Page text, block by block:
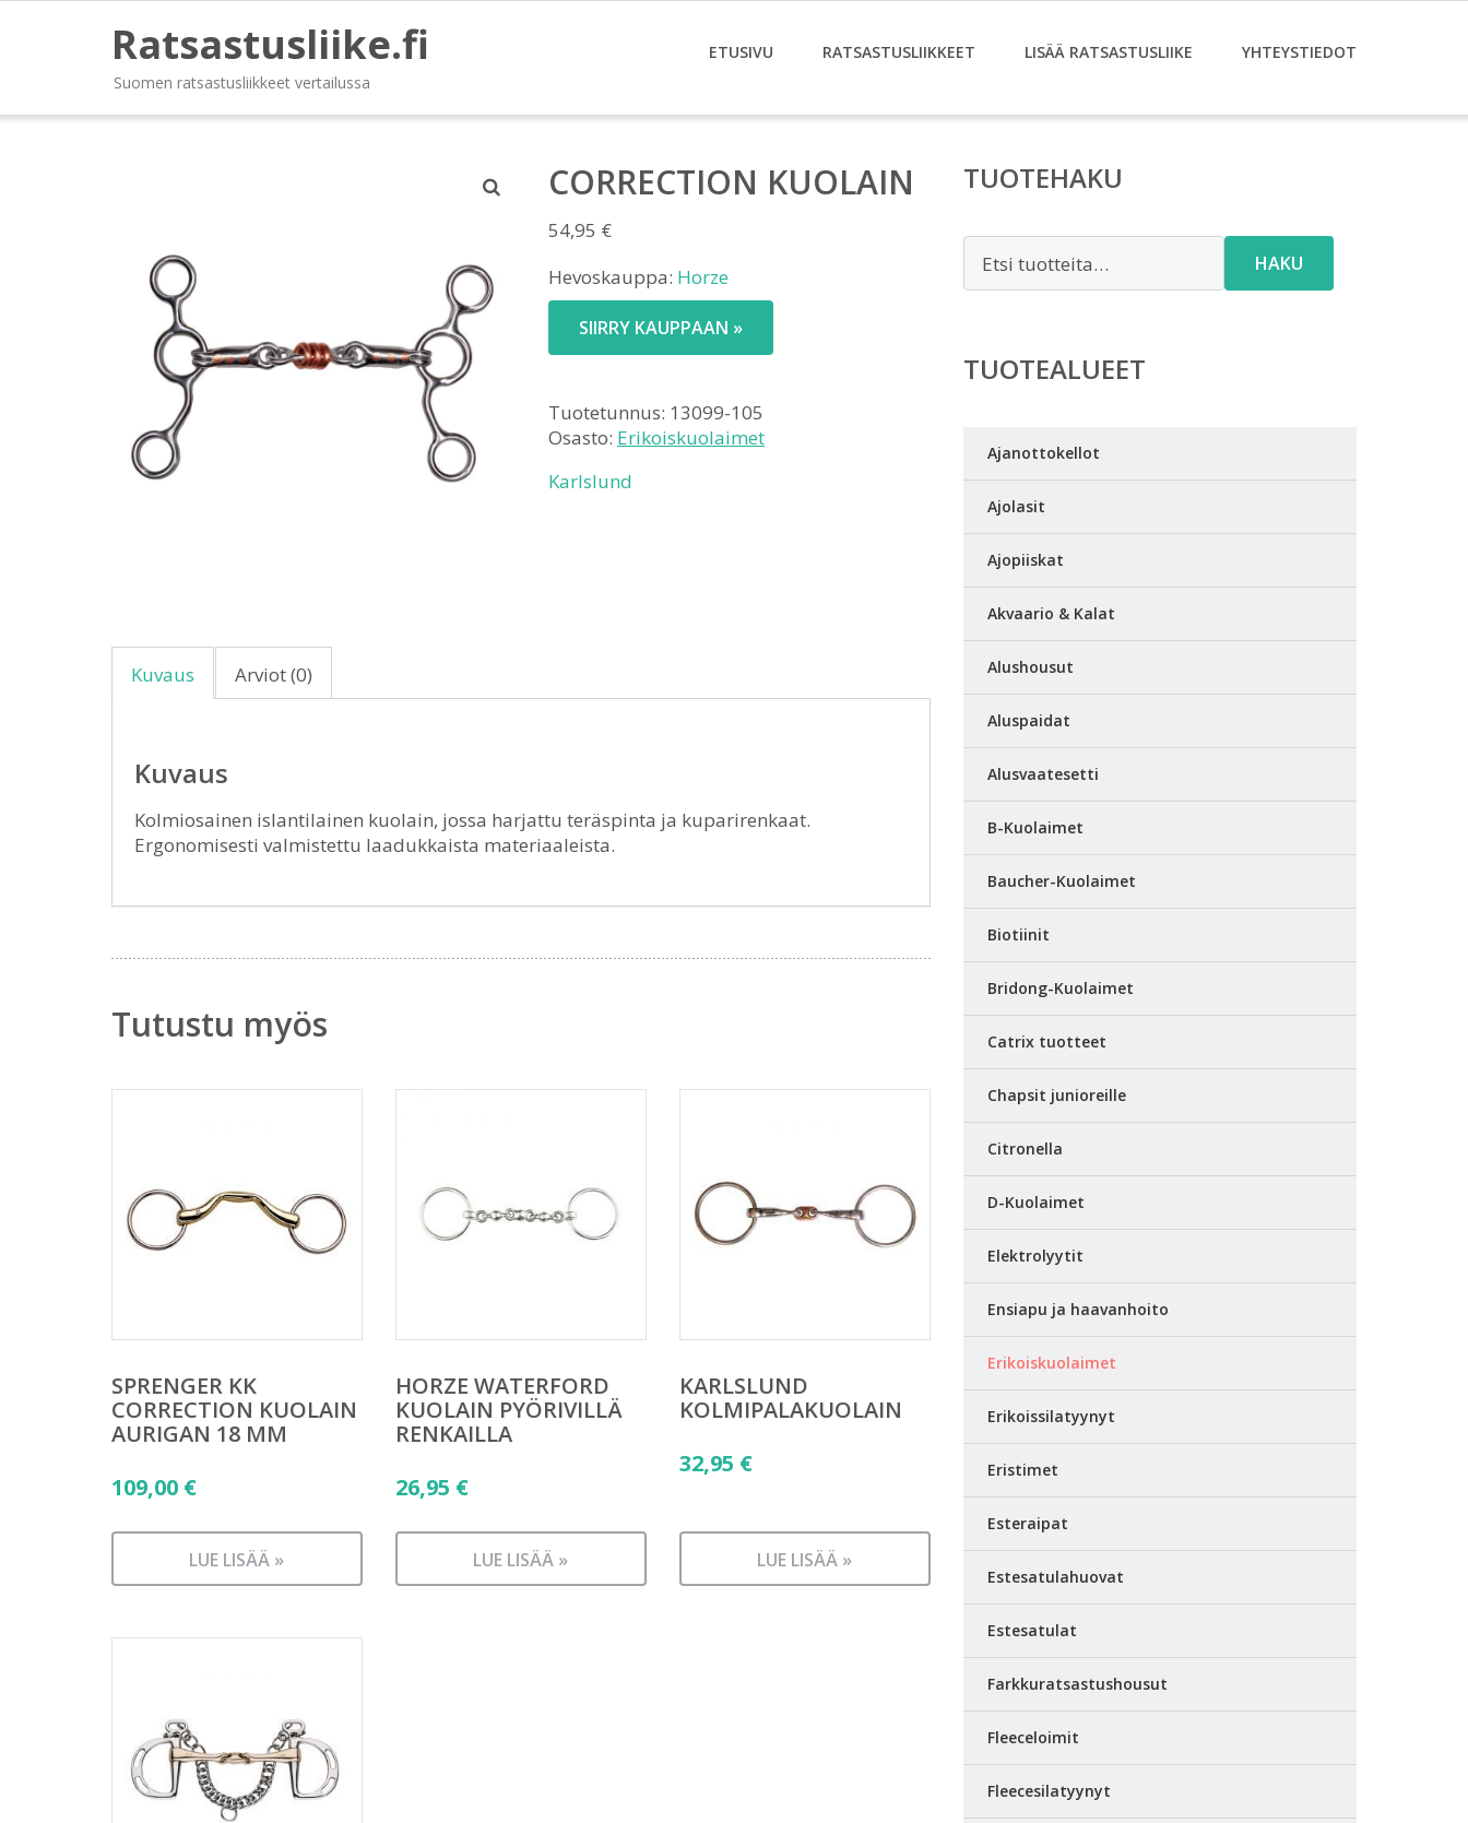
Ratsastusliike.fi
Suomen ratsastusliikkeet vertailussa
ETUSIVU RATSASTUSLIIKKEET LISÄÄ RATSASTUSLIIKE YHTEYSTIEDOT
CORRECTION KUOLAIN
54,95 €
Hevoskauppa: Horze
SIIRRY KAUPPAAN »
Tuotetunnus: 13099-105
Osasto: Erikoiskuolaimet
Karlslund
Kuvaus Arviot (0)
Kuvaus
Kolmiosainen islantilainen kuolain, jossa harjattu teräspinta ja kuparirenkaat.
Ergonomisesti valmistettu laadukkaista materiaaleista.
Tutustu myös
SPRENGER KK
CORRECTION KUOLAIN
AURIGAN 18 MM
109,00 €
LUE LISÄÄ »
HORZE WATERFORD
KUOLAIN PYÖRIVILLÄ
RENKAILLA
26,95 €
LUE LISÄÄ »
KARLSLUND
KOLMIPALAKUOLAIN
32,95 €
LUE LISÄÄ »
TUOTEHAKU
HAKU
TUOTEALUEET
Ajanottokellot
Ajolasit
Ajopiiskat
Akvaario & Kalat
Alushousut
Aluspaidat
Alusvaatesetti
B-Kuolaimet
Baucher-Kuolaimet
Biotiinit
Bridong-Kuolaimet
Catrix tuotteet
Chapsit junioreille
Citronella
D-Kuolaimet
Elektrolyytit
Ensiapu ja haavanhoito
Erikoiskuolaimet
Erikoissilatyynyt
Eristimet
Esteraipat
Estesatulahuovat
Estesatulat
Farkkuratsastushousut
Fleeceloimit
Fleecesilatyynyt